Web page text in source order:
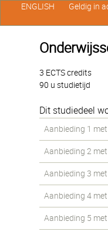
3 ECTS credits
90 u studietijd
Dit studiedeel
Aanbieding 1
Aanbieding 2
Aanbieding 3
Aanbieding 4
Aanbieding 5
ENGLISH Geldig in